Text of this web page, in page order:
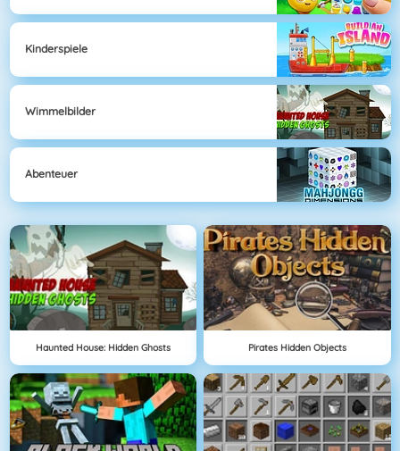
Kinderspiele
Wimmelbilder
Abenteuer
Haunted House: Hidden Ghosts Pirates Hidden Objects